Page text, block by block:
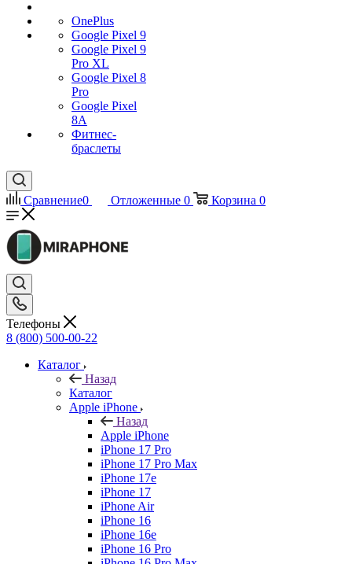
OnePlus
Google Pixel 9
Google Pixel 9
Pro XL
Google Pixel 8
Pro
Google Pixel
8A
Фитнес-
браслеты
Сравнение0 Отложенные 0 Корзина 0
Телефоны
8 (800) 500-00-22
Каталог
Назад
Каталог
Apple iPhone
Назад
Apple iPhone
iPhone 17 Pro
iPhone 17 Pro Max
iPhone 17e
iPhone 17
iPhone Air
iPhone 16
iPhone 16e
iPhone 16 Pro